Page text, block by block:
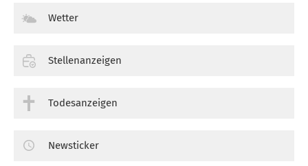
Wetter
Stellenanzeigen
Todesanzeigen
Newsticker